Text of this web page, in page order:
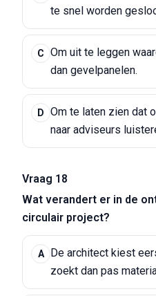
te snel worden
C
Om uit te leggen
dan gevelpanelen.
D
Om te laten zien dat
naar adviseurs
Vraag 18
Wat verandert er in de
circulair project?
A
De architect kiest
zoekt dan pas